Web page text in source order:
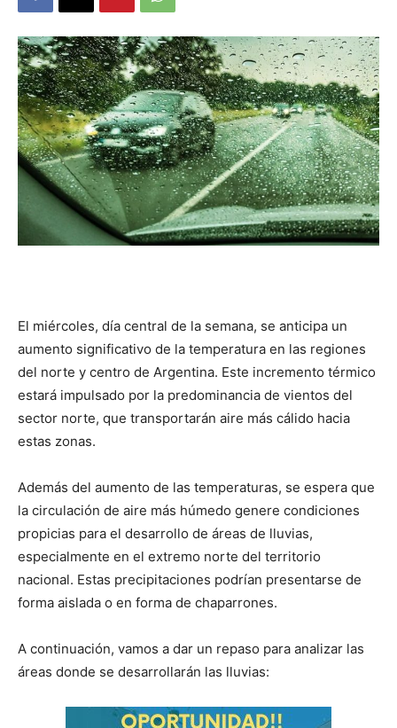
::
La
Verdad
es
lo
se
El miércoles, día central de la semana, se anticipa un
aumento significativo de la temperatura en las regiones
del norte y centro de Argentina. Este incremento térmico
estará impulsado por la predominancia de vientos del
sector norte, que transportarán aire más cálido hacia
estas zonas.
Además del aumento de las temperaturas, se espera que
la circulación de aire más húmedo genere condiciones
propicias para el desarrollo de áreas de lluvias,
especialmente en el extremo norte del territorio
nacional. Estas precipitaciones podrían presentarse de
forma aislada o en forma de chaparrones.
A continuación, vamos a dar un repaso para analizar las
áreas donde se desarrollarán las lluvias: